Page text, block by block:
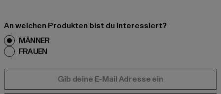
An welchen Produkten bist du interessiert?
MÄNNER
FRAUEN